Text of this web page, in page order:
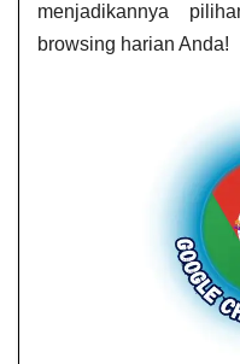
menjadikannya
browsing harian Anda!